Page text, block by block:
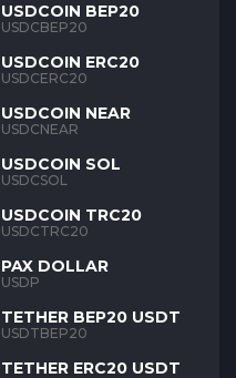
USDCOIN BEP20
USDCBEP20
USDCOIN ERC20
USDCERC20
USDCOIN NEAR
USDCNEAR
USDCOIN SOL
USDCSOL
USDCOIN TRC20
USDCTRC20
PAX DOLLAR
USDP
TETHER BEP20 USDT
USDTBEP20
TETHER ERC20 USDT